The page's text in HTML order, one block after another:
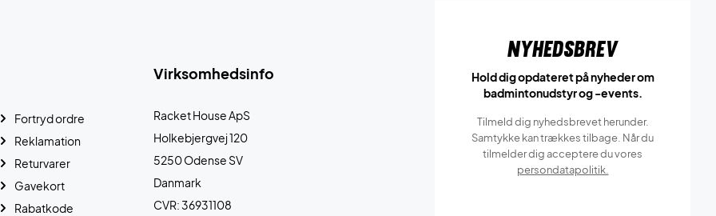
Virksomhedsinfo
Racket House ApS
Holkebjergvej 120
5250 Odense SV
Danmark
CVR: 36931108
Fortryd ordre
Reklamation
Returvarer
Gavekort
Rabatkode
Nyhedsbrev
Hold dig opdateret på nyheder om
badmintonudstyr og -events.
Tilmeld dig nyhedsbrevet herunder.
Samtykke kan trækkes tilbage. Når du
tilmelder dig acceptere du vores
persondatapolitik.